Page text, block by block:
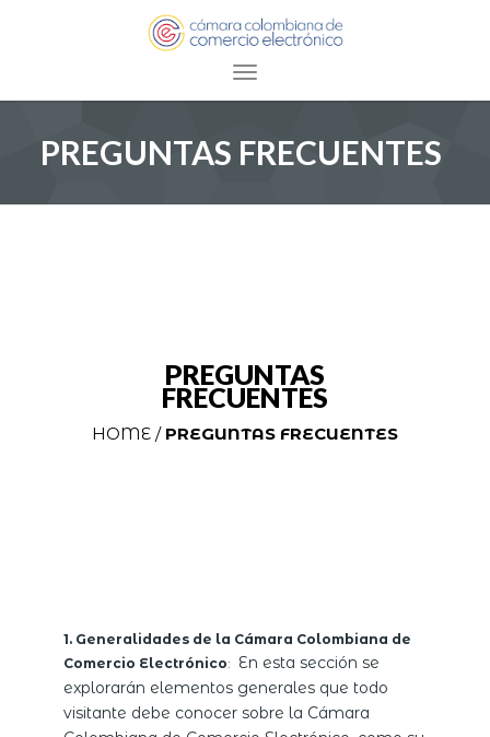
Toggle navigation
PREGUNTAS FRECUENTES
PREGUNTAS
FRECUENTES
HOME / PREGUNTAS FRECUENTES
1. Generalidades de la Cámara Colombiana de
Comercio Electrónico: En esta sección se
explorarán elementos generales que todo
visitante debe conocer sobre la Cámara